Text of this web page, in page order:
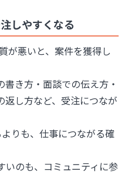
しやすくなる
が悪いと、案件を獲得し
き方・面談での伝え方・
返し方など、受注につなが
りも、仕事につながる確
いのも、コミュニティに参